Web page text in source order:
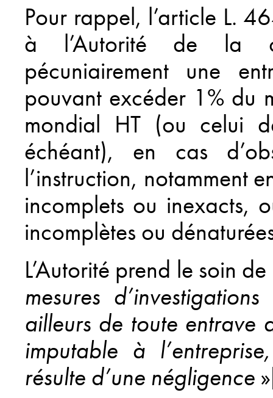
Pour rappel, l’article L.
à l’Autorité de la
pécuniairement une
pouvant excéder 1% du
mondial HT (ou celui
échéant), en cas
l’instruction, notamment
incomplets ou inexacts,
incomplètes ou
L’Autorité prend le soin
mesures
ailleurs de toute entrave
imputable à
résulte d’une négligence »